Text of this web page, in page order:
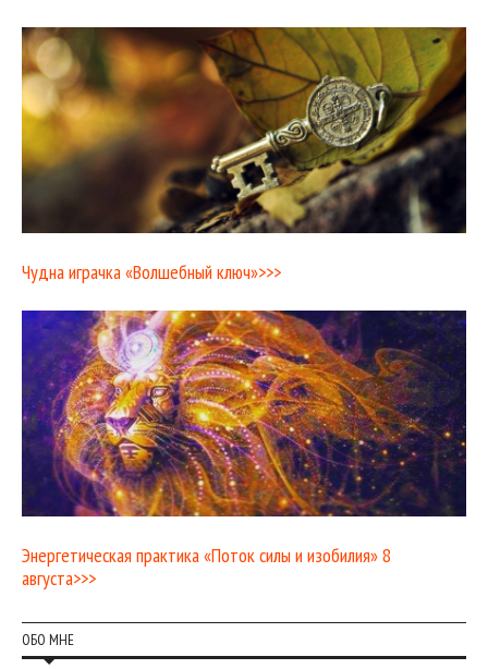
Чудна играчка «Волшебный ключ»>>>
Энергетическая практика «Поток силы и изобилия» 8
августа>>>
ОБО МНЕ